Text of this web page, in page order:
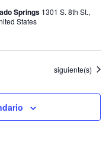
Springs 1301 S. 8th St.,
States
Eventos
siguiente(s)